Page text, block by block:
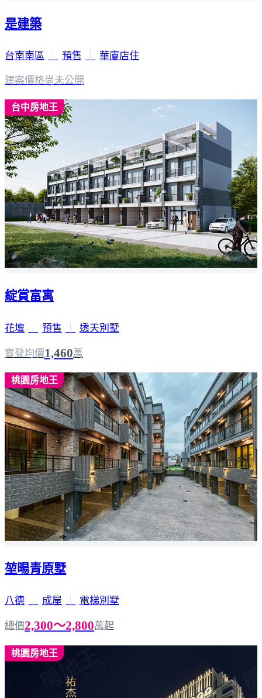
是建築
台南南區 預售 華廈店住
建案價格尚未公開
台中房地王
綻賞富寓
花壇 預售 透天別墅
實登均價1,460萬
桃園房地王
堃暘青原墅
八德 成屋 電梯別墅
總價2,300～2,800萬起
桃園房地王